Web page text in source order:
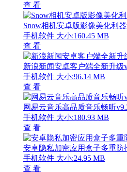
查 看
Snow相机安卓版影像美化利
手机软件 大小:160.45 MB
查 看
新浪新闻安卓客户端全新升级
手机软件 大小:96.14 MB
查 看
网易云音乐高品质音乐畅听
手机软件 大小:180.93 MB
查 看
安卓隐私加密应用盒子多重防
手机软件 大小:24.95 MB
查 看